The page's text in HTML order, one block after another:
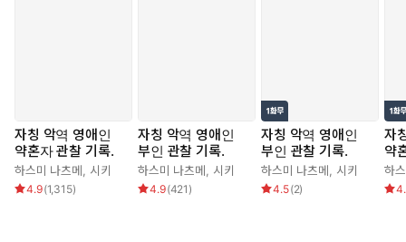
자칭 악역 영애인
약혼자 관찰 기록.
하스미 나츠메, 시키
4.9(1,315)
자칭 악역 영애인
부인 관찰 기록.
하스미 나츠메, 시키
4.9(421 )
자칭 악역 영애인
부인 관찰 기록.
하스미 나츠메, 시키
4.5(2)
자
약
하